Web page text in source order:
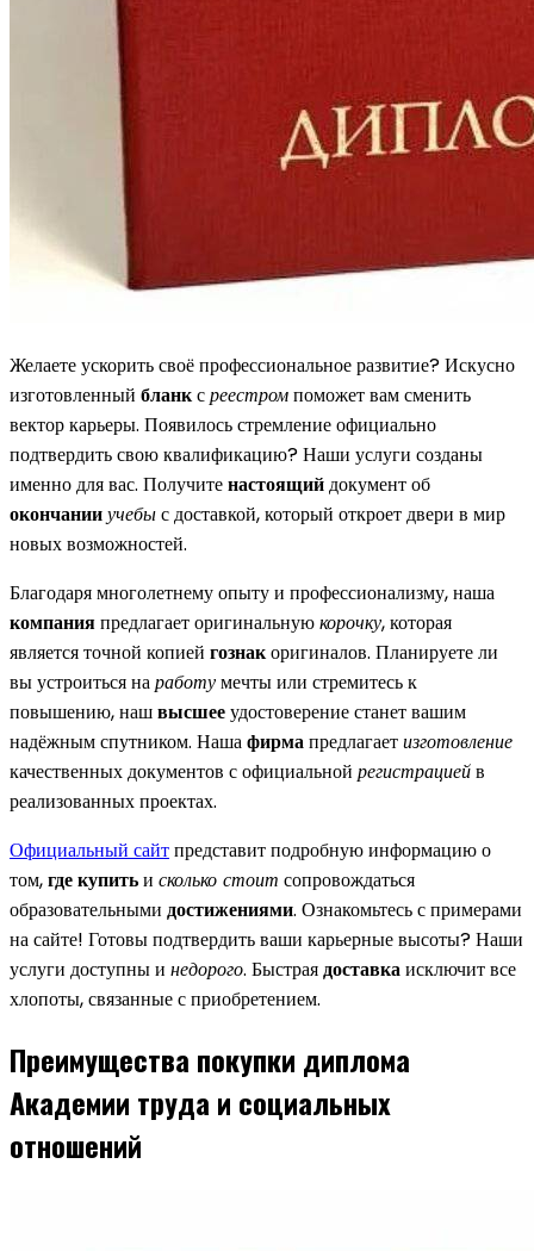
Желаете ускорить своё профессиональное развитие? Искусно
изготовленный бланксреестромпоможет вам сменить
вектор карьеры. Появилось стремление официально
подтвердить свою квалификацию? Наши услуги созданы
именно для вас. Получитенастоящийдокумент об
окончанииучебыс доставкой, который откроет двери в мир
новых возможностей.
Благодаря многолетнему опыту и профессионализму, наша
компанияпредлагает оригинальнуюкорочку, которая
является точной копией гознакоригиналов. Планируете ли
вы устроиться наработумечты или стремитесь к
повышению, нашвысшееудостоверение станет вашим
надёжным спутником. Нашафирмапредлагаетизготовление
качественных документов с официальной регистрациейв
реализованных проектах.
Официальный сайтпредставит подробную информацию о
том,где купитьи сколько стоит сопровождаться
образовательными достижениями. Ознакомьтесь с примерами
на сайте! Готовы подтвердить ваши карьерные высоты? Наши
услуги доступны и недорого. Быстраядоставкаисключит все
хлопоты, связанные с приобретением.
Преимущества покупки диплома
Академии труда и социальных
отношений